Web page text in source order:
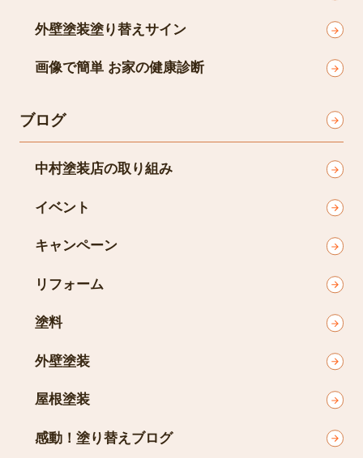
外壁塗装塗り替えサイン
画像で簡単 お家の健康診断
ブログ
中村塗装店の取り組み
イベント
キャンペーン
リフォーム
塗料
外壁塗装
屋根塗装
感動！塗り替えブログ